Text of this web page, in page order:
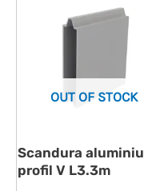
OUT OF STOCK
Scandura aluminiu
profil V L3.3m